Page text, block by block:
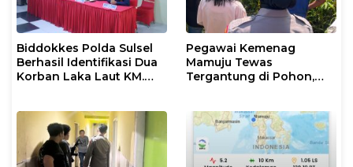
Biddokkes Polda Sulsel
Berhasil Identifikasi Dua
Korban Laka Laut KM.
Pegawai Kemenag
Mamuju Tewas
Tergantung di Pohon,